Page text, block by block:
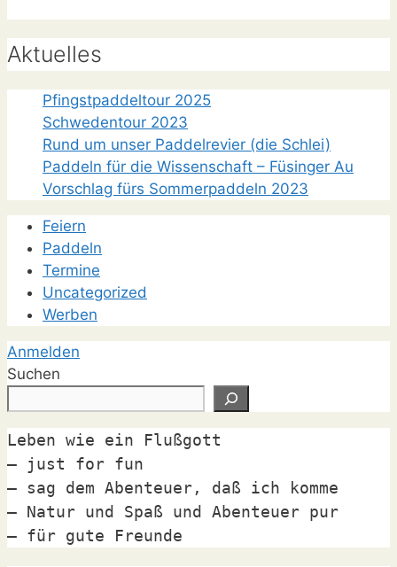
Aktuelles
Pfingstpaddeltour 2025
Schwedentour 2023
Rund um unser Paddelrevier (die Schlei)
Paddeln für die Wissenschaft – Füsinger Au
Vorschlag fürs Sommerpaddeln 2023
Feiern
Paddeln
Termine
Uncategorized
Werben
Anmelden
Suchen
Leben wie ein Flußgott
– just for fun
– sag dem Abenteuer, daß ich komme
– Natur und Spaß und Abenteuer pur
– für gute Freunde